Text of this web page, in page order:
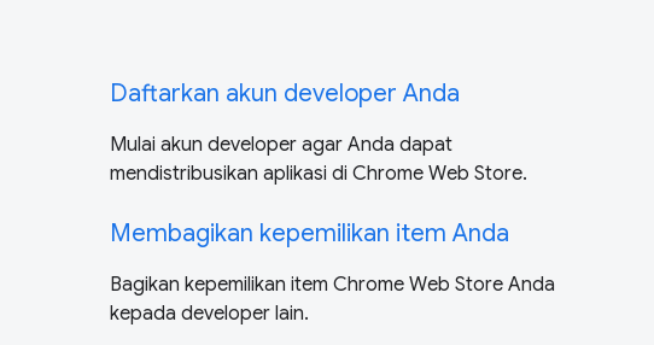
Daftarkan akun developer Anda
Mulai akun developer agar Anda dapat
mendistribusikan aplikasi di Chrome Web Store.
Membagikan kepemilikan item Anda
Bagikan kepemilikan item Chrome Web Store Anda
kepada developer lain.